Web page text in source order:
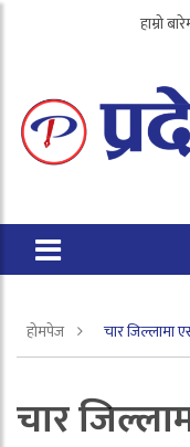
हाम्रो
होमपेज चार जिल्लामा
चार